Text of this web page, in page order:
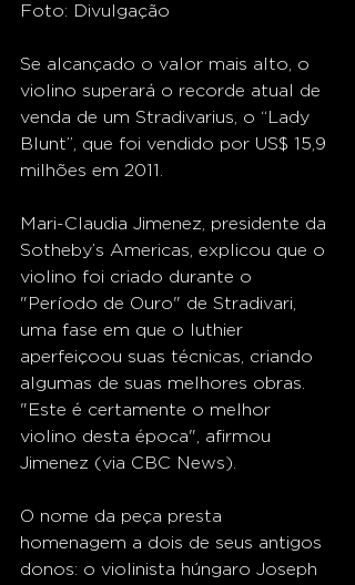
Foto: Divulgação
Se alcançado o valor mais alto, o
violino superará o recorde atual de
venda de um Stradivarius, o “Lady
Blunt”, que foi vendido por US$ 15,9
milhões em 2011.
Mari-Claudia Jimenez, presidente da
Sotheby’s Americas, explicou que o
violino foi criado durante o
"Período de Ouro" de Stradivari,
uma fase em que o luthier
aperfeiçoou suas técnicas, criando
algumas de suas melhores obras.
"Este é certamente o melhor
violino desta época", afirmou
Jimenez (via CBC News).
O nome da peça presta
homenagem a dois de seus antigos
donos: o violinista húngaro Joseph